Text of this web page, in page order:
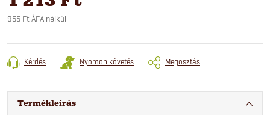
955 Ft ÁFA nélkül
Kérdés Nyomon követés Megosztás
Termékleírás